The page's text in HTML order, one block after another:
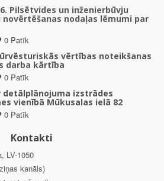
Pilsētvides un inženierbūvju
novērtēšanas nodaļas lēmumi par
0 Patīk
vērtības noteikšanas
darba kārtība
0 Patīk
detālplānojuma izstrādes
vienībā Mūkusalas ielā 82
0 Patīk
Kontakti
LV-1050
kanāls)